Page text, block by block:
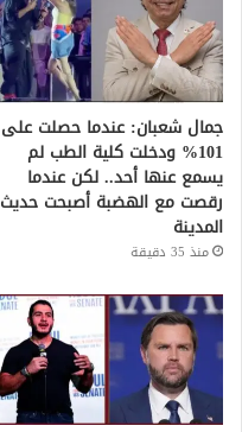
جمال شعبان: عندما حصلت على
101% ودخلت كلية الطب لم
يسمع عنها أحد.. لكن عندما
رقصت مع الهضبة أصبحت حديث
المدينة
منذ 35 دقيقة